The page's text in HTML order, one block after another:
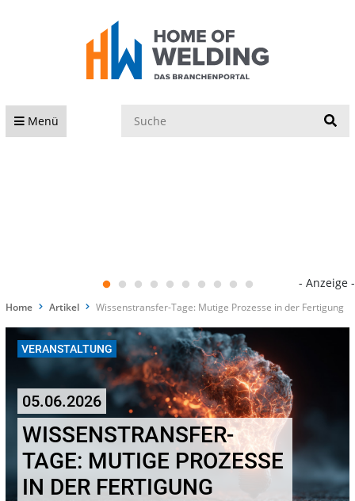
Menü
- Anzeige -
Home Artikel Wissenstransfer-Tage: Mutige Prozesse in der Fertigung
VERANSTALTUNG
05.06.2026
WISSENSTRANSFER-
TAGE: MUTIGE PROZESSE
IN DER FERTIGUNG